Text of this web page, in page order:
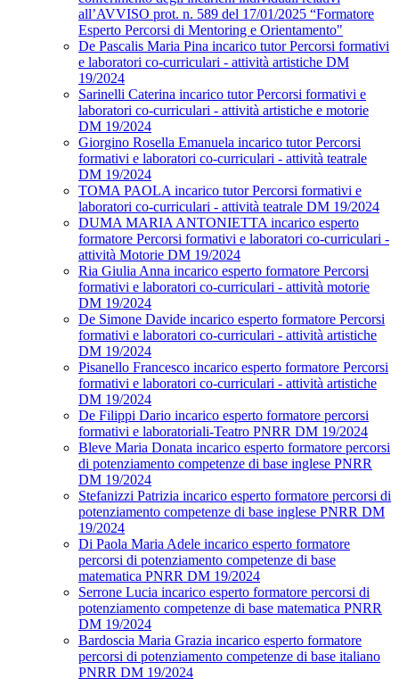
all’AVVISO prot. n. 589 del 17/01/2025 “Formatore
Esperto Percorsi di Mentoring e Orientamento"
De Pascalis Maria Pina incarico tutor Percorsi formativi
e laboratori co-curriculari - attività artistiche DM
19/2024
Sarinelli Caterina incarico tutor Percorsi formativi e
laboratori co-curriculari - attività artistiche e motorie
DM 19/2024
Giorgino Rosella Emanuela incarico tutor Percorsi
formativi e laboratori co-curriculari - attività teatrale
DM 19/2024
TOMA PAOLA incarico tutor Percorsi formativi e
laboratori co-curriculari - attività teatrale DM 19/2024
DUMA MARIA ANTONIETTA incarico esperto
formatore Percorsi formativi e laboratori co-curriculari -
attività Motorie DM 19/2024
Ria Giulia Anna incarico esperto formatore Percorsi
formativi e laboratori co-curriculari - attività motorie
DM 19/2024
De Simone Davide incarico esperto formatore Percorsi
formativi e laboratori co-curriculari - attività artistiche
DM 19/2024
Pisanello Francesco incarico esperto formatore Percorsi
formativi e laboratori co-curriculari - attività artistiche
DM 19/2024
De Filippi Dario incarico esperto formatore percorsi
formativi e laboratoriali-Teatro PNRR DM 19/2024
Bleve Maria Donata incarico esperto formatore percorsi
di potenziamento competenze di base inglese PNRR
DM 19/2024
Stefanizzi Patrizia incarico esperto formatore percorsi di
potenziamento competenze di base inglese PNRR DM
19/2024
Di Paola Maria Adele incarico esperto formatore
percorsi di potenziamento competenze di base
matematica PNRR DM 19/2024
Serrone Lucia incarico esperto formatore percorsi di
potenziamento competenze di base matematica PNRR
DM 19/2024
Bardoscia Maria Grazia incarico esperto formatore
percorsi di potenziamento competenze di base italiano
PNRR DM 19/2024